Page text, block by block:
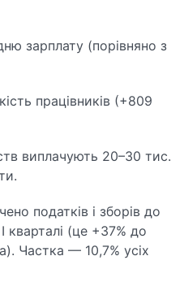
зарплату (порівняно з
працівників (+809
виплачують 20–30 тис.
податків і зборів до
кварталі (це +37% до
Частка — 10,7% усіх